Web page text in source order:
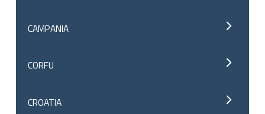
CAMPANIA
CORFU
CROATIA